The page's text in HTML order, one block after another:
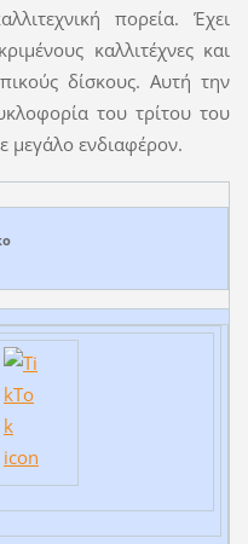
πορεία. Έχει
καλλιτέχνες και
δίσκους. Αυτή την
του τρίτου του
μεγάλο ενδιαφέρον.